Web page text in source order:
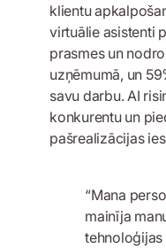
klientu
virtuālie asistenti
prasmes un
uzņēmumā, un
savu darbu. AI
konkurentu un
pašrealizācijas
“Mana
mainīja
tehnoloģijas